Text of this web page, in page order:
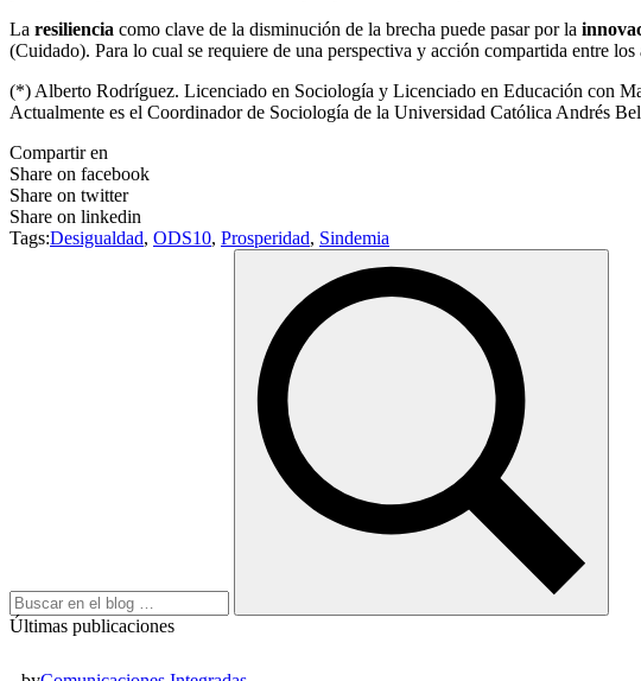
La resiliencia como clave de la disminución de la brecha puede pasar por la
(Cuidado). Para lo cual se requiere de una perspectiva y acción compartida entre los
(*) Alberto Rodríguez. Licenciado en Sociología y Licenciado en Educación con
Actualmente es el Coordinador de Sociología de la Universidad Católica Andrés
Compartir en
Share on facebook
Share on twitter
Share on linkedin
Tags:Desigualdad, ODS10, Prosperidad, Sindemia
Últimas publicaciones